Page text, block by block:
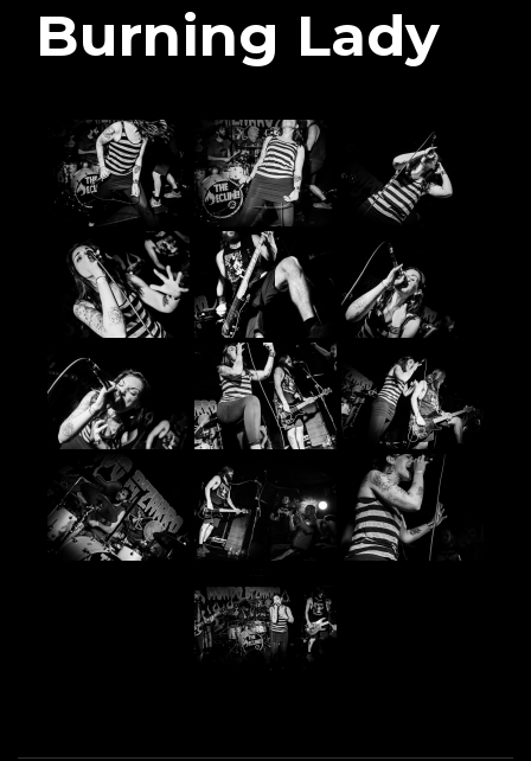
Burning Lady